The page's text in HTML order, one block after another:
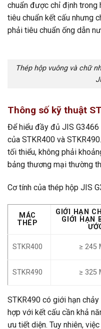
chuẩn được chỉ định trong
tiêu chuẩn kết cấu nhưng
phải tiêu chuẩn ống dẫn
Thép hộp vuông và chữ
Thông số kỹ thuật
Để hiểu đầy đủ JIS
của STKR400 và
tối thiểu, không phải
bảng thương mại thường
Cơ tính của thép hộp JIS
MÁC
THÉP
GIỚI HẠN
GIỚI HẠN
STKR400 ≥ 245
STKR490 ≥ 325
STKR490 có giới hạn
hợp với kết cấu cần khả
ưu tiết diện. Tuy nhiên,